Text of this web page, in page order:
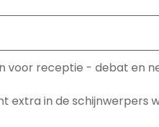
voor receptie - debat en
extra in de schijnwerpers